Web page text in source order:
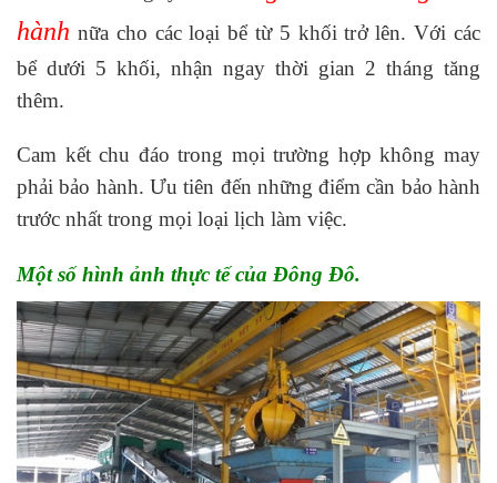
hành nữa cho các loại bể từ 5 khối trở lên. Với các
bể dưới 5 khối, nhận ngay thời gian 2 tháng tăng
thêm.
Cam kết chu đáo trong mọi trường hợp không may
phải bảo hành. Ưu tiên đến những điểm cần bảo hành
trước nhất trong mọi loại lịch làm việc.
Một số hình ảnh thực tế của Đông Đô.